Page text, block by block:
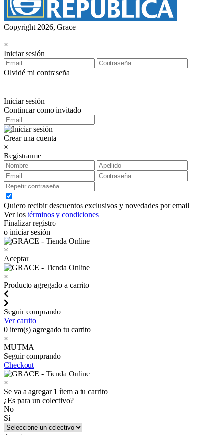
Copyright 2026, Grace
×
Iniciar sesión
Olvidé mi contraseña
Iniciar sesión
Continuar como invitado
Crear una cuenta
×
Registrarme
Quiero recibir descuentos exclusivos y novedades por email
Ver los términos y condiciones
Finalizar registro
o iniciar sesión
×
Aceptar
×
Producto agregado a carrito
Seguir comprando
Ver carrito
0 item(s) agregado tu carrito
×
MUTMA
Seguir comprando
Checkout
×
Se va a agregar 1 ítem a tu carrito
¿Es para un colectivo?
No
Sí